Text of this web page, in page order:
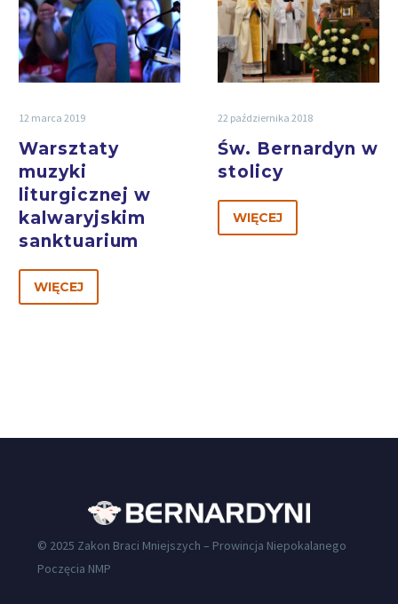
12 marca 2019
Warsztaty
muzyki
liturgicznej w
kalwaryjskim
sanktuarium
WIĘCEJ
22 października 2018
Św. Bernardyn w
stolicy
WIĘCEJ
© 2025 Zakon Braci Mniejszych – Prowincja Niepokalanego
Poczęcia NMP